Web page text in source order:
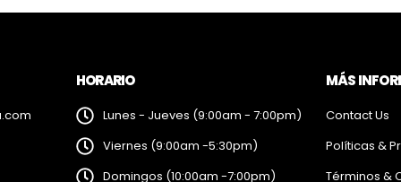
HORARIO
Lunes - Jueves (9:00am - 7:00pm)
Viernes (9:00am -5:30pm)
Domingos (10:00am -7:00pm)
MÁS
Contact Us
Políticas &
Términos &